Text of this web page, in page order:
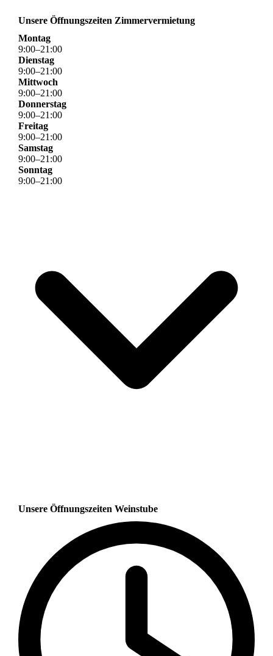
Unsere Öffnungszeiten Zimmervermietung
Montag
9:00–21 :00
Dienstag
9:00–21 :00
Mittwoch
9:00–21 :00
Donnerstag
9:00–21 :00
Freitag
9:00–21 :00
Samstag
9:00–21 :00
Sonntag
9:00–21 :00
Unsere Öffnungszeiten Weinstube